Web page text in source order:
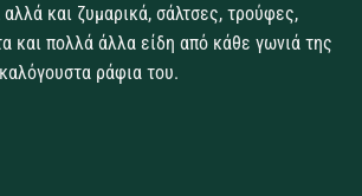
και ζυμαρικά, σάλτσες, τρούφες,
και πολλά άλλα είδη από κάθε γωνιά της
ράφια του.